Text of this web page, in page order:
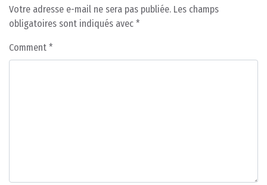
Votre adresse e-mail ne sera pas publiée. Les champs
obligatoires sont indiqués avec *
Comment *